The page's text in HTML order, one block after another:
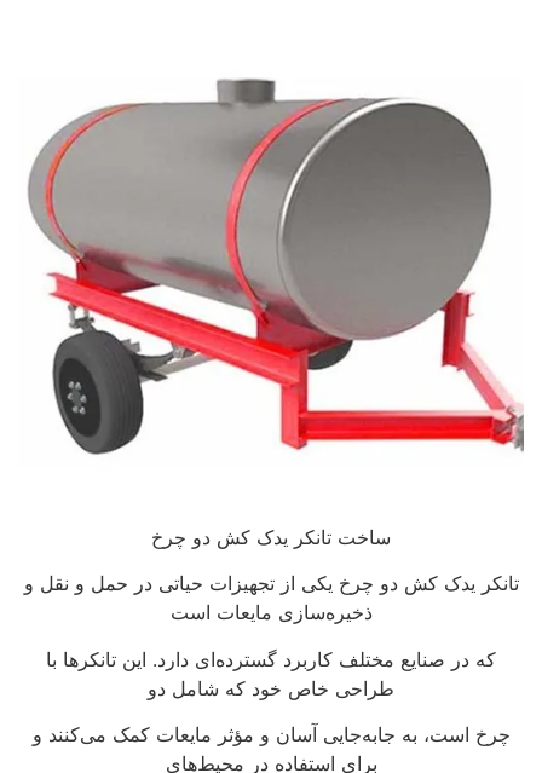
ساخت تانکر یدک کش دو چرخ
تانکر یدک کش دو چرخ یکی از تجهیزات حیاتی در حمل و نقل و
ذخیره‌سازی مایعات است
که در صنایع مختلف کاربرد گسترده‌ای دارد. این تانکرها با
طراحی خاص خود که شامل دو
چرخ است، به جابه‌جایی آسان و مؤثر مایعات کمک می‌کنند و
برای استفاده در محیط‌های